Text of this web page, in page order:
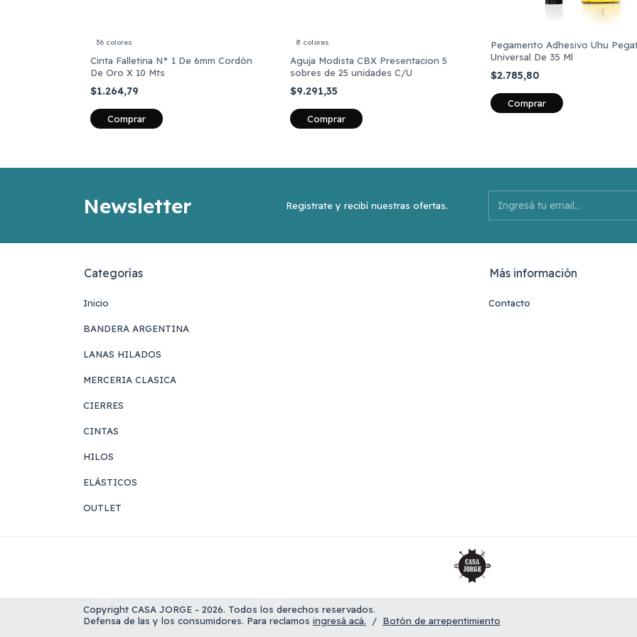
36 colores
Cinta Falletina N° 1 De 6mm Cordón
De Oro X 10 Mts
$1.264,79
Comprar
8 colores
Aguja Modista CBX Presentacion 5
sobres de 25 unidades C/U
$9.291,35
Comprar
Pegamento Adhesivo Uhu
Universal De 35 Ml
$2.785,80
Newsletter Registrate y recibí nuestras ofertas.
Categorías
Inicio
BANDERA ARGENTINA
LANAS HILADOS
MERCERIA CLASICA
CIERRES
CINTAS
HILOS
ELÁSTICOS
OUTLET
Más información
Contacto
Copyright CASA JORGE - 2026. Todos los derechos reservados.
Defensa de las y los consumidores. Para reclamos ingresá acá. / Botón de arrepentimiento